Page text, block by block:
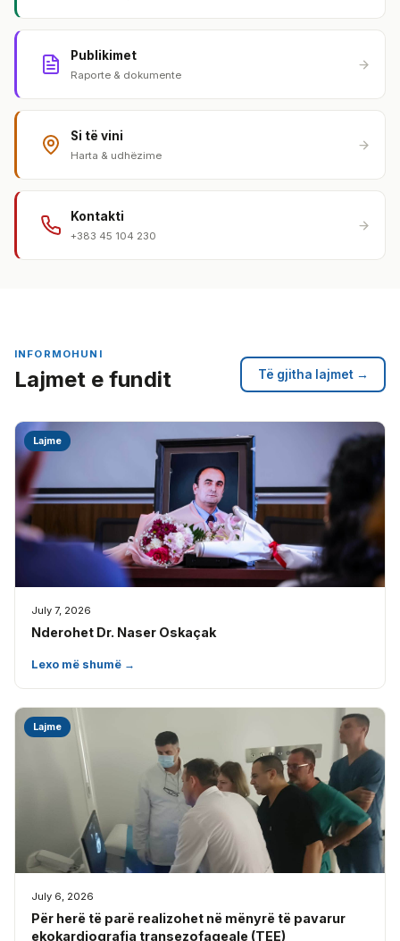
Publikimet
Raporte & dokumente
Si të vini
Harta & udhëzime
Kontakti
+383 45 104 230
INFORMOHUNI
Lajmet e fundit Të gjitha lajmet →
Lajme
July 7, 2026
Nderohet Dr. Naser Oskaçak
Lexo më shumë →
Lajme
July 6, 2026
Për herë të parë realizohet në mënyrë të pavarur
ekokardiografia transezofageale (TEE)